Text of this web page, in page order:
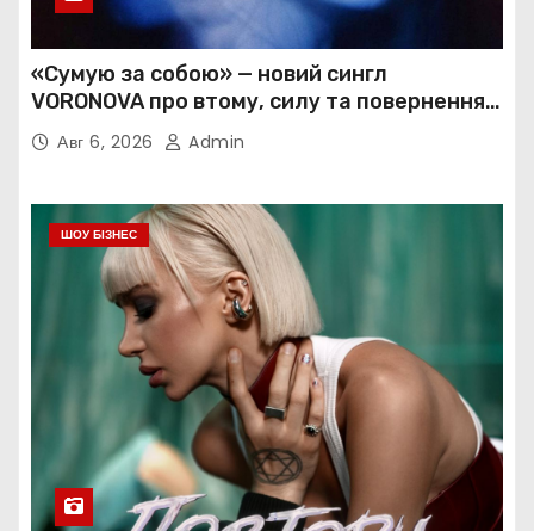
«Сумую за собою» — новий сингл
VORONOVA про втому, силу та повернення
до себе
Авг 6, 2026 Admin
ШОУ БІЗНЕС